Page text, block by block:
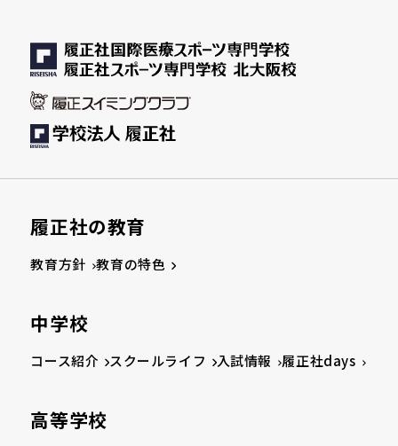
履正社の教育
教育方針 教育の特色
中学校
コース紹介 スクールライフ 入試情報 履正社days
高等学校